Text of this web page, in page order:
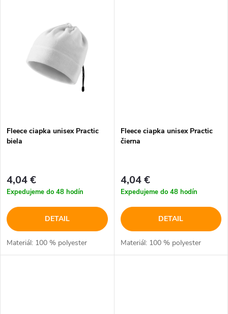
Fleece ciapka unisex Practic
biela
4,04 €
Expedujeme do 48 hodín
DETAIL
Materiál: 100 % polyester
Fleece ciapka unisex Practic
čierna
4,04 €
Expedujeme do 48 hodín
DETAIL
Materiál: 100 % polyester